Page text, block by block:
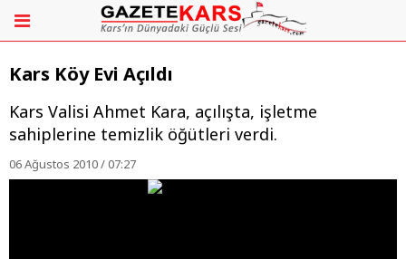
Kars Köy Evi Açıldı
Kars Valisi Ahmet Kara, açılışta, işletme
sahiplerine temizlik öğütleri verdi.
06 Ağustos 2010 / 07:27